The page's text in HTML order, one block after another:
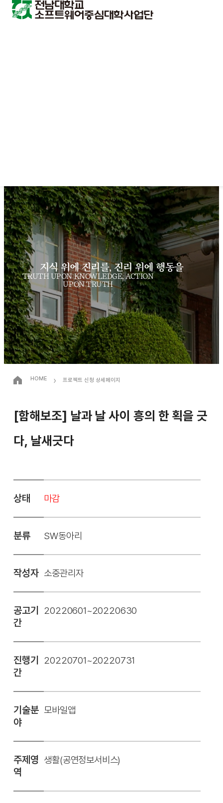
지식 위에 진리를, 진리 위에 행동을
TRUTH UPON KNOWLEDGE, ACTION
UPON TRUTH
HOME › 프로젝트 신청 상세페이지
[함해보조] 날과 날 사이 흥의 한 획을 긋
다, 날새긋다
상태 마감
분류 SW동아리
작성자 소중관리자
공고기
간
20220601~20220630
진행기
간
20220701~20220731
기술분
야
모바일앱
주제영
역
생활(공연정보서비스)